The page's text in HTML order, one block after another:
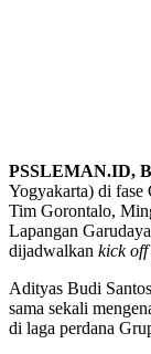
PSSLEMAN.ID,
Yogyakarta) di fase
Tim Gorontalo,
Lapangan
dijadwalkan kick off
Adityas Budi
sama sekali
di laga perdana